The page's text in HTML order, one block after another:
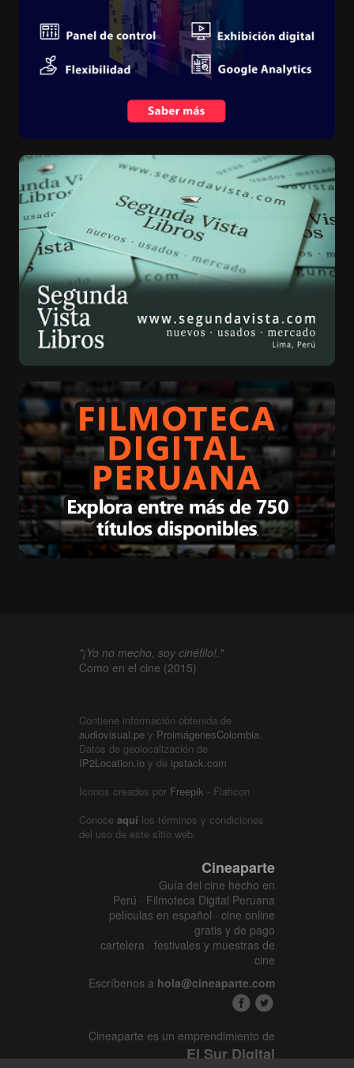
"¡Yo no mecho, soy cinéfilo!."
Como en el cine (2015)
Contiene información obtenida de
audiovisual.pe y ProimágenesColombia.
Datos de geolocalización de
IP2Location.io y de ipstack.com
Iconos creados por Freepik - Flaticon
Conoce aquí los términos y condiciones
del uso de este sitio web.
Cineaparte
Guía del cine hecho en
Perú · Filmoteca Digital Peruana
películas en español · cine online
gratis y de pago
cartelera · festivales y muestras de
cine
Escríbenos a hola@cineaparte.com
Cineaparte es un emprendimiento de
El Sur Digital